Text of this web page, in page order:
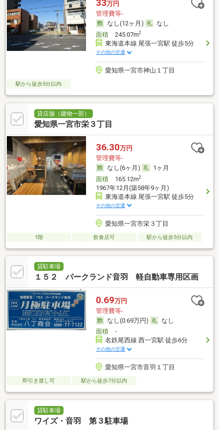
33万円
管理費等-
なし(12ヶ月)
なし
面積245.07m2
東海道本線 尾張一宮駅 徒歩5分
その他の交通
愛知県一宮市神山１丁目
駅から徒歩5分以内
貸店舗（建物一部）
愛知県一宮市栄３丁目
36.30万円
管理費等-
なし(6ヶ月)
1ヶ月
面積165.12m2
1967年12月(築58年9ヶ月)
東海道本線 尾張一宮駅 徒歩5分
その他の交通
愛知県一宮市栄３丁目
1階 飲食店可 駅から徒歩5分以内
貸駐車場
１５２ パークランド音羽 軽自動車専用区画
0.69万円
管理費等-
なし(0.69万円)
なし
面積-
名鉄尾西線 西一宮駅 徒歩6分
その他の交通
愛知県一宮市音羽１丁目
即引き渡し可 駅から徒歩7分以内
貸駐車場
ワイズ・音羽 第３駐車場